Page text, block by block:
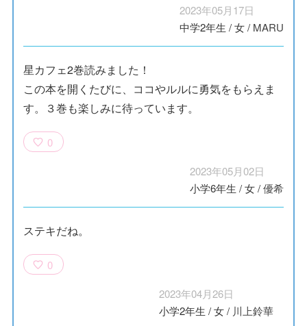
2023年05月17日
中学2年生 /女/ MARU
星カフェ2巻読みました！
この本を開くたびに、ココやルルに勇気をもらえま
す。３巻も楽しみに待っています。
0
2023年05月02日
小学6年生 /女/優希
ステキだね。
0
2023年04月26日
小学2年生 /女/ 川上鈴華